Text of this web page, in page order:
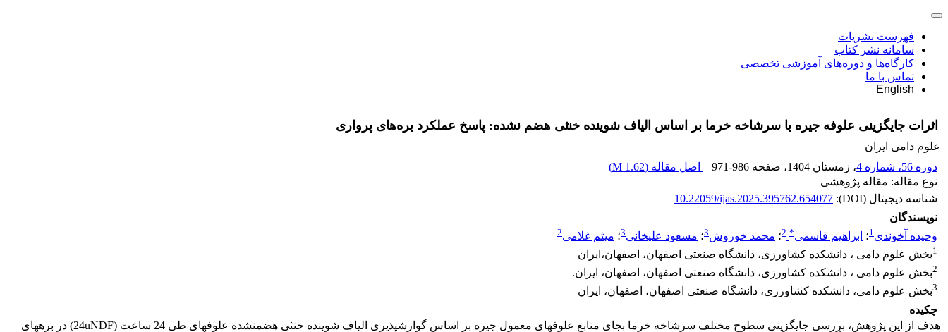
فهرست نشریات
سامانه نشر کتاب
کارگاه‌ها و دوره‌های آموزشی تخصصی
تماس با ما
English
اثرات جایگزینی علوفه جیره با سرشاخه خرما بر اساس الیاف شوینده خنثی هضم نشده: پاسخ عملکرد بره‌های پرواری
علوم دامی ایران
دوره 56، شماره 4
، زمستان 1404 ، صفحه 971-986 اصل مقاله (1.62 M
)
نوع مقاله: مقاله پژوهشی
شناسه دیجیتال (DOI):
10.22059/ijas.2025.395762.654077
نویسندگان
وحیده آخوندی1؛ ابراهیم قاسمی*
2؛ محمد خوروش3؛ مسعود علیخانی3؛ میثم غلامی2
1بخش علوم دامی ، دانشکده کشاورزی، دانشگاه صنعتی اصفهان، اصفهان،ایران
2بخش علوم دامی ، دانشکده کشاورزی، دانشگاه صنعتی اصفهان، اصفهان، ایران.
3بخش علوم دامی، دانشکده کشاورزی، دانشگاه صنعتی اصفهان، اصفهان، ایران
چکیده
هدف از این پژوهش، بررسی جایگزینی سطوح مختلف سرشاخه خرما بجای منابع علوفه­ای معمول جیره بر اساس گوارش­پذیری الیاف شوینده خنثی هضم­نشده علوفه­ای طی 24 ساعت (24uNDF) در بره­های